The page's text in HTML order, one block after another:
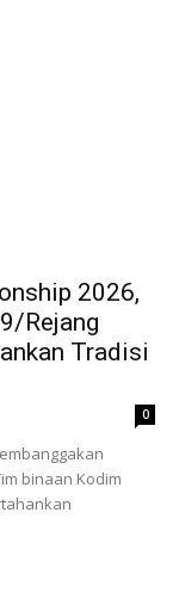
2026,
Rejang
Tradisi
0
binaan Kodim